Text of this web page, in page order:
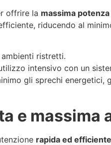
offrire la massima
riducendo al
ristretti.
intensivo con un
gli sprechi energetici,
e massima
rapida ed efficiente